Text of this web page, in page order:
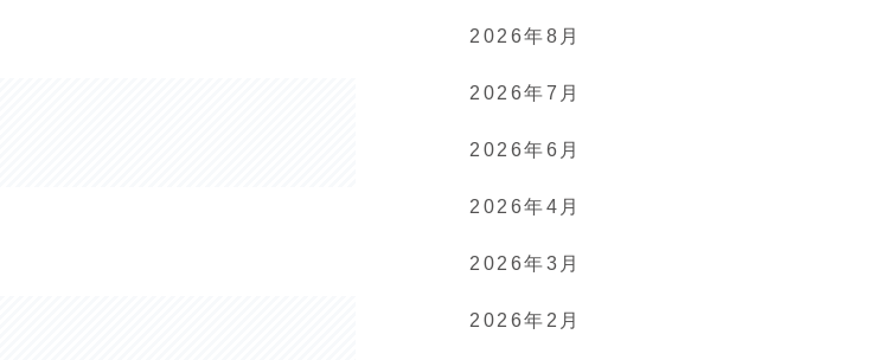
2026年8月
2026年7月
2026年6月
2026年4月
2026年3月
2026年2月